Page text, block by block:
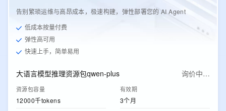
告别繁琐运维与高昂成本，极速构建，弹性部署您的 AI Agent
低成本按量付费
弹性高可用
快速上手，简单易用
大语言模型推理资源包qwen-plus 询价中…
资源包容量
12000千tokens
有效期
3个月